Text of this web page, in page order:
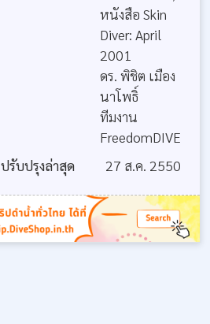
หนังสือ Skin
Diver: April
2001
ดร. พิชิต เมือง
นาโพธิ์
ทีมงาน
FreedomDIVE
ปรับปรุงล่าสุด
27 ส.ค. 2550